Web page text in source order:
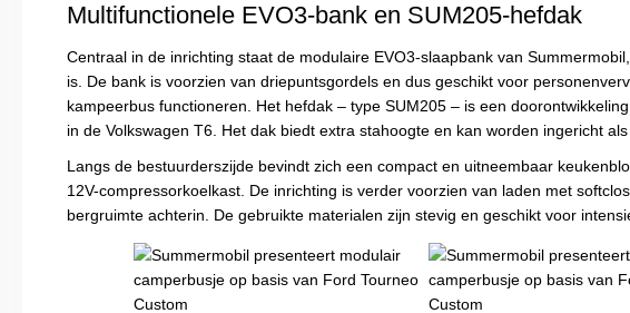
Multifunctionele EVO3-bank en SUM205-hefdak
Centraal in de inrichting staat de modulaire EVO3-slaapbank van
is. De bank is voorzien van driepuntsgordels en dus geschikt voor
kampeerbus functioneren. Het hef­dak – type SUM205 – is een
in de Volkswagen T6. Het dak biedt extra stahoogte en kan worden ingericht
Langs de bestuurderszijde bevindt zich een compact en uitneembaar
12V-compressor­koelkast. De inrichting is verder voorzien van laden met
bergruimte achterin. De gebruikte materialen zijn stevig en geschikt voor